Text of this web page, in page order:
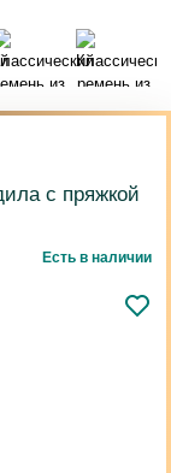
с пряжкой
Есть в наличии